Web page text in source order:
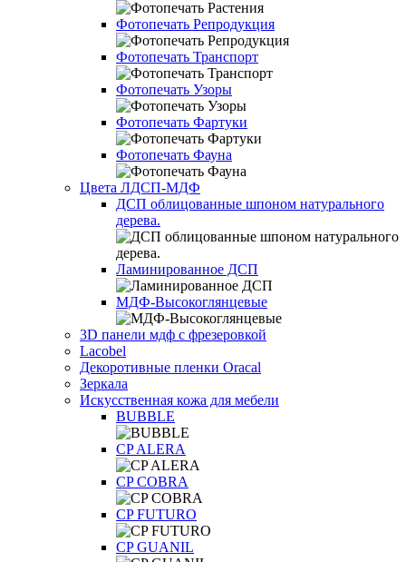
Фотопечать Репродукция
Фотопечать Транспорт
Фотопечать Узоры
Фотопечать Фартуки
Фотопечать Фауна
Цвета ЛДСП-МДФ
ДСП облицованные шпоном натурального
дерева.
Ламинированное ДСП
МДФ-Высокоглянцевые
3D панели мдф с фрезеровкой
Lacobel
Декоротивные пленки Oracal
Зеркала
Искусственная кожа для мебели
BUBBLE
CP ALERA
CP COBRA
CP FUTURO
CP GUANIL